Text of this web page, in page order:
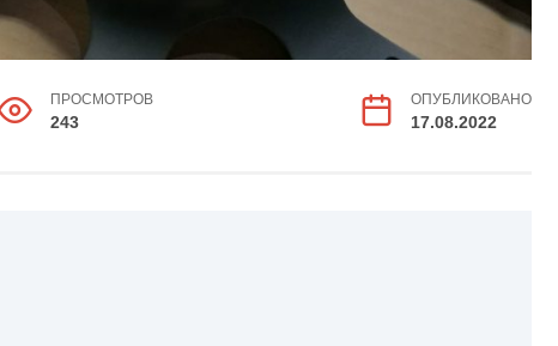
ПРОСМОТРОВ
243
ОПУБЛИКОВАНО
17.08.2022